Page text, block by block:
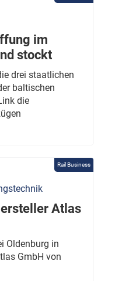
im
stockt
drei staatlichen
baltischen
die
Rail Business
Atlas
Oldenburg in
GmbH von